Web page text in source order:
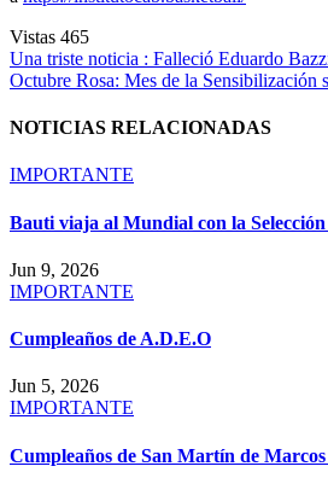
Vistas 465
Navegación
de
entradas
Una triste noticia : Falleció Eduardo
Octubre Rosa: Mes de la Sensibilización
NOTICIAS RELACIONADAS
IMPORTANTE
Bauti viaja al Mundial con la
Jun 9, 2026
IMPORTANTE
Cumpleaños de A.D.E.O
Jun 5, 2026
IMPORTANTE
Cumpleaños de San Martín de